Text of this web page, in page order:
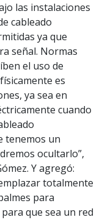
las instalaciones
cableado
ya que
señal. Normas
el uso de
es
ya sea en
cuando
tenemos un
ocultarlo”,
Y agregó:
totalmente
para
que sea un red